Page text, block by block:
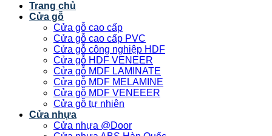
Trang chủ
Cửa gỗ
Cửa gỗ cao cấp
Cửa gỗ cao cấp PVC
Cửa gỗ công nghiệp HDF
Cửa gỗ HDF VENEER
Cửa gỗ MDF LAMINATE
Cửa gỗ MDF MELAMINE
Cửa gỗ MDF VENEEER
Cửa gỗ tự nhiên
Cửa nhựa
Cửa nhựa @Door